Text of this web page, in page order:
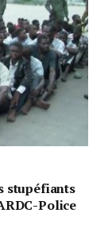
stupéfiants
Police